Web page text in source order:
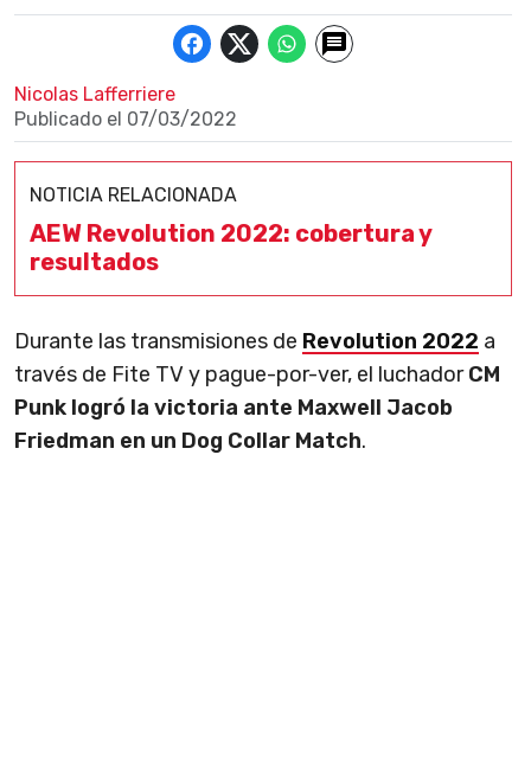
Nicolas Lafferriere
Publicado el 07/03/2022
NOTICIA RELACIONADA
AEW Revolution 2022: cobertura y
resultados
Durante las transmisiones de Revolution 2022 a
través de Fite TV y pague-por-ver, el luchadorCM
Punk logró la victoria ante Maxwell Jacob
Friedman en un Dog Collar Match.